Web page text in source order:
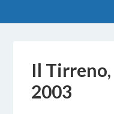
Il
2003